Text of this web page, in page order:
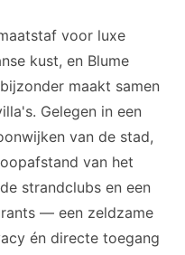
voor luxe
kust, en Blume
maakt samen
Gelegen in een
van de stad,
van het
strandclubs en een
— een zeldzame
én directe toegang